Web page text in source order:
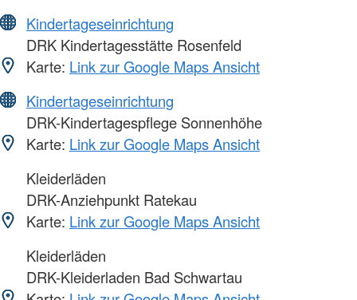
Kindertageseinrichtung
DRK Kindertagesstätte Rosenfeld
Karte: Link zur Google Maps Ansicht
Kindertageseinrichtung
DRK-Kindertagespflege Sonnenhöhe
Karte: Link zur Google Maps Ansicht
Kleiderläden
DRK-Anziehpunkt Ratekau
Karte: Link zur Google Maps Ansicht
Kleiderläden
DRK-Kleiderladen Bad Schwartau